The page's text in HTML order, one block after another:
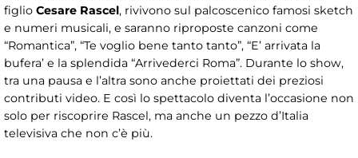
figlio Cesare Rascel, rivivono sul palcoscenico famosi sketch
e numeri musicali, e saranno riproposte canzoni come
“Romantica”, “Te voglio bene tanto tanto”, “E’ arrivata la
bufera’ e la splendida “Arrivederci Roma”. Durante lo show,
tra una pausa e l’altra sono anche proiettati dei preziosi
contributi video. E così lo spettacolo diventa l’occasione non
solo per riscoprire Rascel, ma anche un pezzo d’Italia
televisiva che non c’è più.